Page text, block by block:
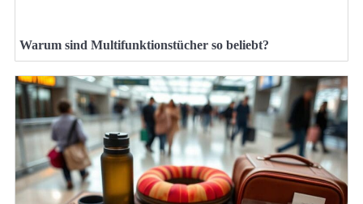
Warum sind Multifunktionstücher so beliebt?